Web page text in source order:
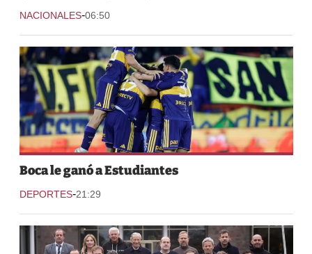
NACIONALES-06:50
Boca le ganó a Estudiantes
DEPORTES-21:29